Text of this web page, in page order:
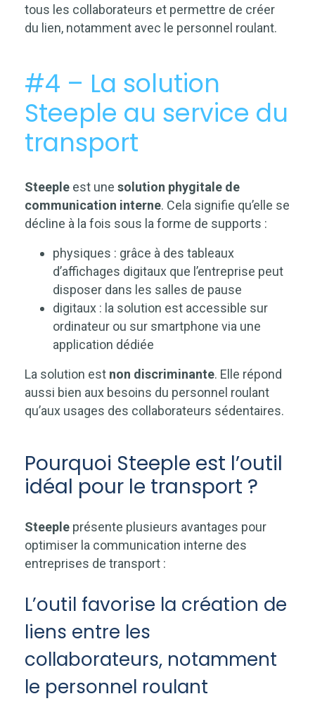
tous les collaborateurs et permettre de créer
du lien, notamment avec le personnel roulant.
#4 – La solution
Steeple au service du
transport
Steeple est une solution phygitale de
communication interne. Cela signifie qu’elle se
décline à la fois sous la forme de supports :
physiques : grâce à des tableaux
d’affichages digitaux que l’entreprise peut
disposer dans les salles de pause
digitaux : la solution est accessible sur
ordinateur ou sur smartphone via une
application dédiée
La solution est non discriminante. Elle répond
aussi bien aux besoins du personnel roulant
qu’aux usages des collaborateurs sédentaires.
Pourquoi Steeple est l’outil
idéal pour le transport ?
Steeple présente plusieurs avantages pour
optimiser la communication interne des
entreprises de transport :
L’outil favorise la création de
liens entre les
collaborateurs, notamment
le personnel roulant